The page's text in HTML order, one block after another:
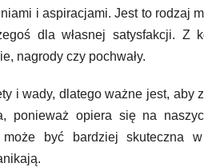
i aspiracjami. Jest to rodzaj
dla własnej satysfakcji. Z
nagrody czy pochwały.
i wady, dlatego ważne jest, aby
ponieważ opiera się na
może być bardziej skuteczna